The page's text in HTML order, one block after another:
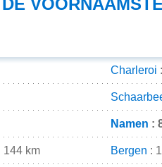
Charleroi
Namen :
144 km Bergen :